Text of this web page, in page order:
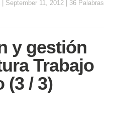
September 11, 2012 36 Palabras
y gestión
Trabajo
(3 / 3)